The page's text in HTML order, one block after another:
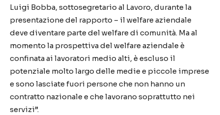
Luigi Bobba, sottosegretario al Lavoro, durante la
presentazione del rapporto – il welfare aziendale
deve diventare parte del welfare di comunità. Ma al
momento la prospettiva del welfare aziendale è
confinata ai lavoratori medio alti, è escluso il
potenziale molto largo delle medie e piccole imprese
e sono lasciate fuori persone che non hanno un
contratto nazionale e che lavorano soprattutto nei
servizi”.